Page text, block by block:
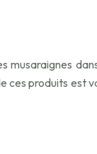
musaraignes
ces produits est